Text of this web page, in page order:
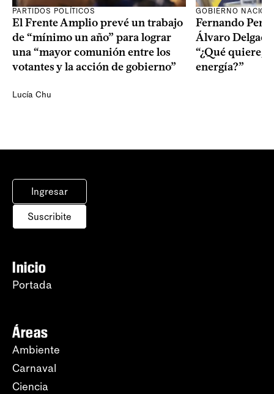
PARTIDOS POLÍTICOS
El Frente Amplio prevé un trabajo
de “mínimo un año” para lograr
una “mayor comunión entre los
votantes y la acción de gobierno”
Lucía Chu
GOBIERNO
Fernando
Álvaro
“¿Qué quiere,
energía?”
Ingresar
Suscribite
Inicio
Portada
Áreas
Ambiente
Carnaval
Ciencia